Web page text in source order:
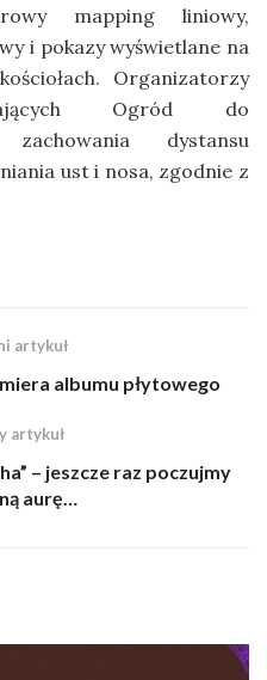
mapping liniowy,
i pokazy wyświetlane na
Organizatorzy
Ogród do
dystansu
ust i nosa, zgodnie z
artykuł
albumu płytowego
artykuł
– jeszcze raz poczujmy
aurę…